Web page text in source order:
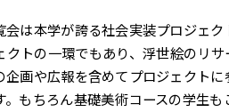
会は本学が誇る社会実装プロジェ
クトの一環でもあり、浮世絵のリ
企画や広報を含めてプロジェクト
。もちろん基礎美術コースの学生